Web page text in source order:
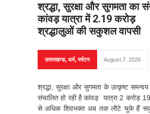
श्रद्धा, सुरक्षा और सुगमता का
कांवड़ यात्रा में 2.19 करोड़
श्रद्धालुओं की सकुशल वापसी
उत्तराखण्ड, धर्म,पर्यटन August 7, 2026
श्रद्धा, सुरक्षा और सुगमता के उत्कृष्ट
संचालित हो रही है कांवड़ यात्रा 2 करोड़
से अधिक शिवभक्त अब तक लौटे चुके हैं